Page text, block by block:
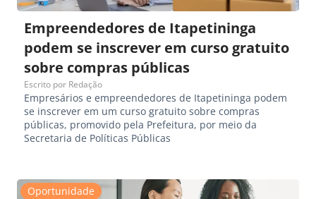
Empreendedores de Itapetininga
podem se inscrever em curso gratuito
sobre compras públicas
Escrito por Redação
Empresários e empreendedores de Itapetininga podem
se inscrever em um curso gratuito sobre compras
públicas, promovido pela Prefeitura, por meio da
Secretaria de Políticas Públicas
Oportunidade